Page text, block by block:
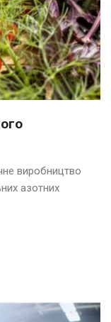
виробництво
азотних